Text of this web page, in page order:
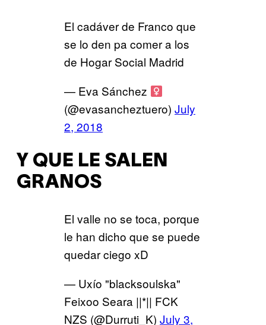
El cadáver de Franco que
se lo den pa comer a los
de Hogar Social Madrid
— Eva Sánchez
(@evasancheztuero) July
2, 2018
Y QUE LE SALEN
GRANOS
El valle no se toca, porque
le han dicho que se puede
quedar ciego xD
— Uxío "blacksoulska"
Feixoo Seara ||*|| FCK
NZS (@Durruti_K) July 3,